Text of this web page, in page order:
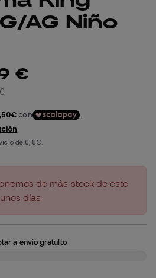
AG Niño
€
de más stock de este
días
a envío gratuito